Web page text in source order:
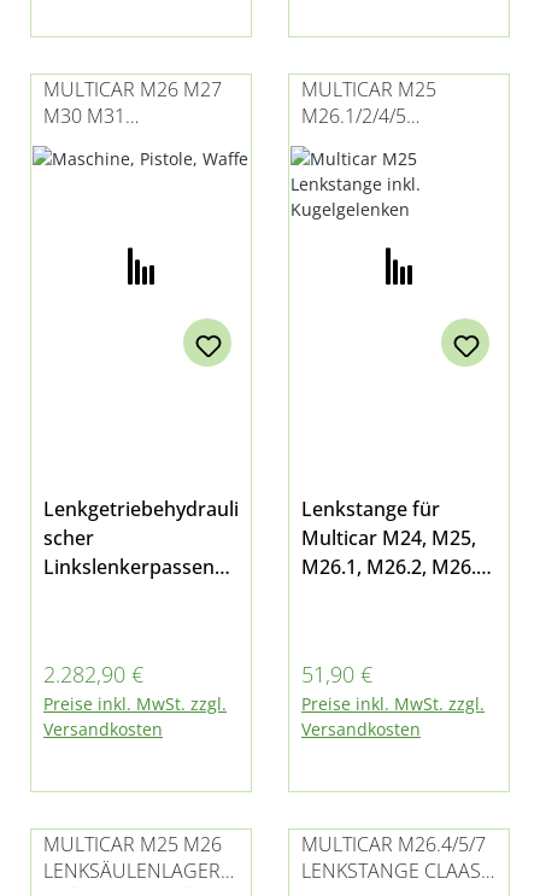
Modelle
MULTICAR M26 M27
M30 M31
LENKGETRIEBE
Lenkgetriebehydrauli
scher
Linkslenkerpassend
Regulärer Preis:
2.282,90 €
Preise inkl. MwSt. zzgl.
Versandkosten
MULTICAR M25
M26.1/2/4/5
LENKSTANGE INKL.
KUGELGELENKEN
Lenkstange für
Multicar M24, M25,
M26.1, M26.2, M26.4
Kugelkopf
Regulärer Preis:
51,90 €
Preise inkl. MwSt. zzgl.
Versandkosten
MULTICAR M25 M26
LENKSÄULENLAGERG
MULTICAR M26.4/5/7
LENKSTANGE CLAAS-